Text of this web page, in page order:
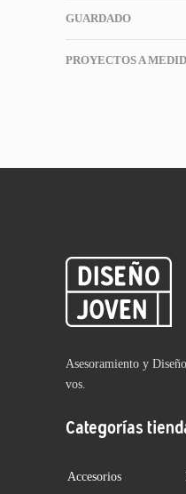
GUARDADO
PROYECTOS A
Asesoramiento y
vos.
Categorías
Accesorios